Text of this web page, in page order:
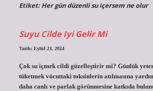
Etiket:Her gün düzenli su içersem ne olur
Suyu Cilde Iyi Gelir Mi
Tarih: Eylül 23, 2024
Çok su içmek cildi güzelleştirir mi? Günlük
tüketmek vücuttaki toksinlerin atılmasına
daha canlı ve parlak görünmesine katkıda